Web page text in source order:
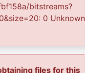
bitstreams?
0 Unknown
files for this